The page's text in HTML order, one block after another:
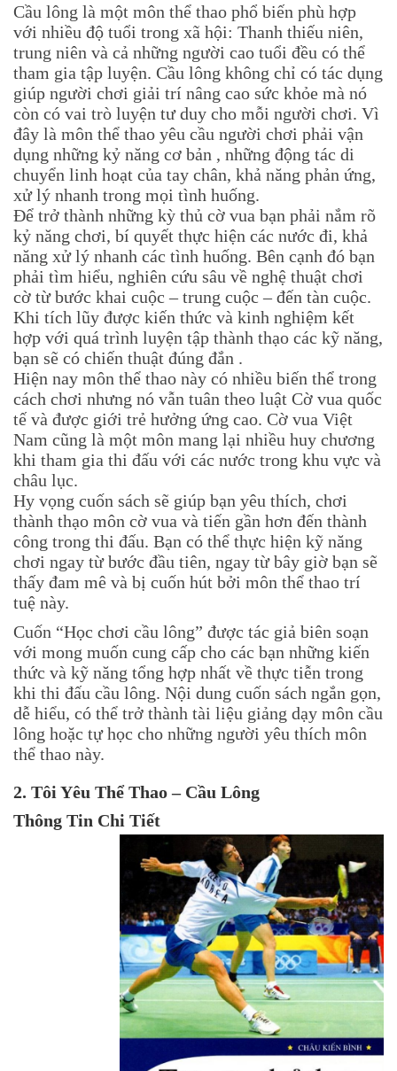
Cầu lông là một môn thể thao phổ biến phù hợp
với nhiều độ tuổi trong xã hội: Thanh thiếu niên,
trung niên và cả những người cao tuổi đều có thể
tham gia tập luyện. Cầu lông không chỉ có tác dụng
giúp người chơi giải trí nâng cao sức khỏe mà nó
còn có vai trò luyện tư duy cho mỗi người chơi. Vì
đây là môn thể thao yêu cầu người chơi phải vận
dụng những kỷ năng cơ bản , những động tác di
chuyển linh hoạt của tay chân, khả năng phản ứng,
xử lý nhanh trong mọi tình huống.
Để trở thành những kỳ thủ cờ vua bạn phải nắm rõ
kỷ năng chơi, bí quyết thực hiện các nước đi, khả
năng xử lý nhanh các tình huống. Bên cạnh đó bạn
phải tìm hiểu, nghiên cứu sâu về nghệ thuật chơi
cờ từ bước khai cuộc – trung cuộc – đến tàn cuộc.
Khi tích lũy được kiến thức và kinh nghiệm kết
hợp với quá trình luyện tập thành thạo các kỹ năng,
bạn sẽ có chiến thuật đúng đắn .
Hiện nay môn thể thao này có nhiều biến thể trong
cách chơi nhưng nó vẫn tuân theo luật Cờ vua quốc
tế và được giới trẻ hưởng ứng cao. Cờ vua Việt
Nam cũng là một môn mang lại nhiều huy chương
khi tham gia thi đấu với các nước trong khu vực và
châu lục.
Hy vọng cuốn sách sẽ giúp bạn yêu thích, chơi
thành thạo môn cờ vua và tiến gần hơn đến thành
công trong thi đấu. Bạn có thể thực hiện kỹ năng
chơi ngay từ bước đầu tiên, ngay từ bây giờ bạn sẽ
thấy đam mê và bị cuốn hút bởi môn thể thao trí
tuệ này.
Cuốn “Học chơi cầu lông” được tác giả biên soạn
với mong muốn cung cấp cho các bạn những kiến
thức và kỹ năng tổng hợp nhất về thực tiễn trong
khi thi đấu cầu lông. Nội dung cuốn sách ngắn gọn,
dễ hiểu, có thể trở thành tài liệu giảng dạy môn cầu
lông hoặc tự học cho những người yêu thích môn
thể thao này.
2. Tôi Yêu Thể Thao – Cầu Lông
Thông Tin Chi Tiết